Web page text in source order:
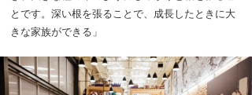
とです。深い根を張ることで、成長したときに大
きな家族ができる」